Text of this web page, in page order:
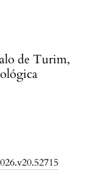
de Turim,